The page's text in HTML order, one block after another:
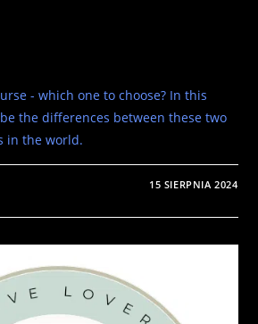
- which one to choose? In this
the differences between these two
in the world.
15 SIERPNIA 2024